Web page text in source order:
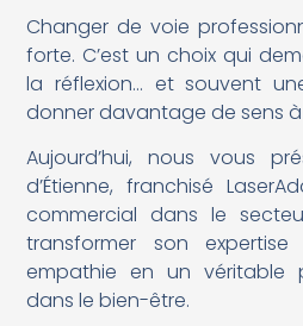
Changer de voie
forte. C’est un choix qui
la réflexion… et souvent
donner davantage de sens
Aujourd’hui, nous vous
d’Étienne, franchisé
commercial dans le
transformer son
empathie en un véritable
dans le bien-être.